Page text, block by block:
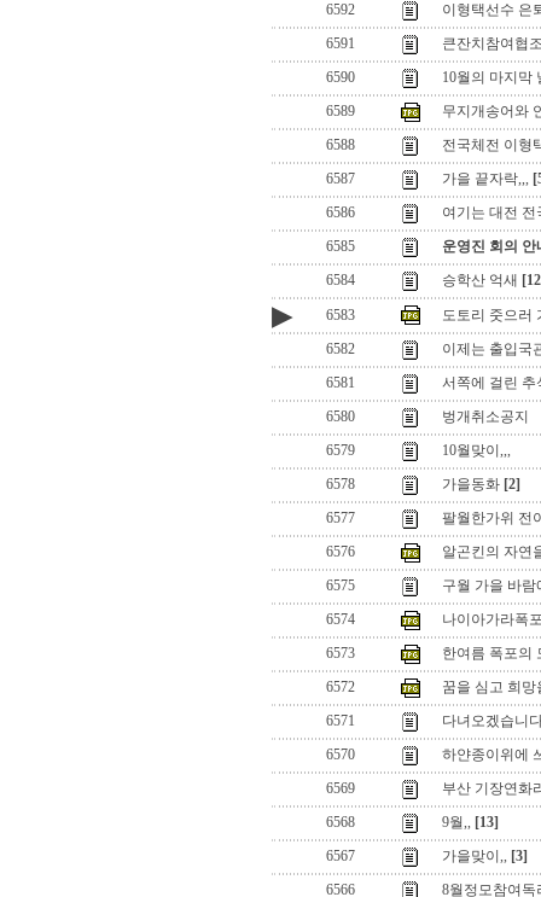
6592
이형택선수 은
6591
큰잔치참여협
6590
10월의 마지막
6589
무지개송어와
6588
전국체전 이형
6587
가을 끝자락,,,
6586
여기는 대전 전
6585
운영진 회의 안
6584
승학산 억새
▶ 6583
도토리 줏으러
6582
이제는 출입국
6581
서쪽에 걸린 추
6580
벙개취소공지
6579
10월맞이,,,
6578
가을동화 [2]
6577
팔월한가위 전
6576
알곤킨의 자연
6575
구월 가을 바람
6574
나이아가라폭
6573
한여름 폭포의
6572
꿈을 심고 희망
6571
다녀오겠습니
6570
하얀종이위에
6569
부산 기장연화
6568
9월,, [13]
6567
가을맞이,, [3]
6566
8월정모참여독